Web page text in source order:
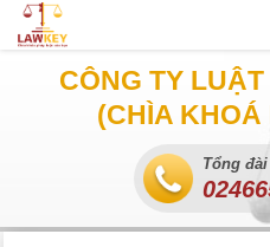
CÔNG TY
(CHÌA
Tổng